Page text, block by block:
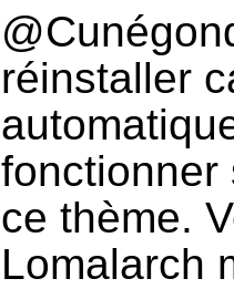
réinstaller
fonctionner
ce thème.
Lomalarch